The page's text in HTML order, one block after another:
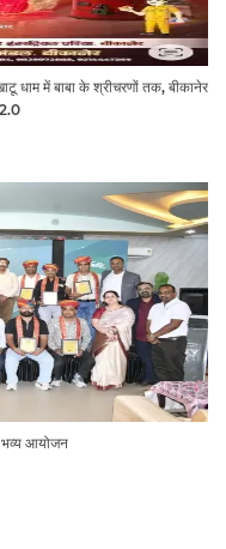
धाम में बाबा के श्रीचरणों तक, बीकानेर
2.0
भव्य आयोजन